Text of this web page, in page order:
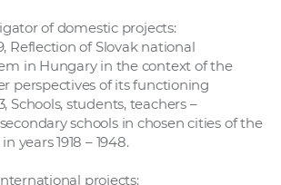
of domestic projects:
Reflection of Slovak national
in Hungary in the context of the
perspectives of its functioning
Schools, students, teachers –
schools in chosen cities of the
years 1918 – 1948.
projects: